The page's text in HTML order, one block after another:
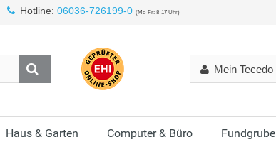
Hotline: 06036-726199-0 (Mo-Fr: 8-17 Uhr)
Mein Tecedo
Haus & Garten Computer & Büro Fundgrube